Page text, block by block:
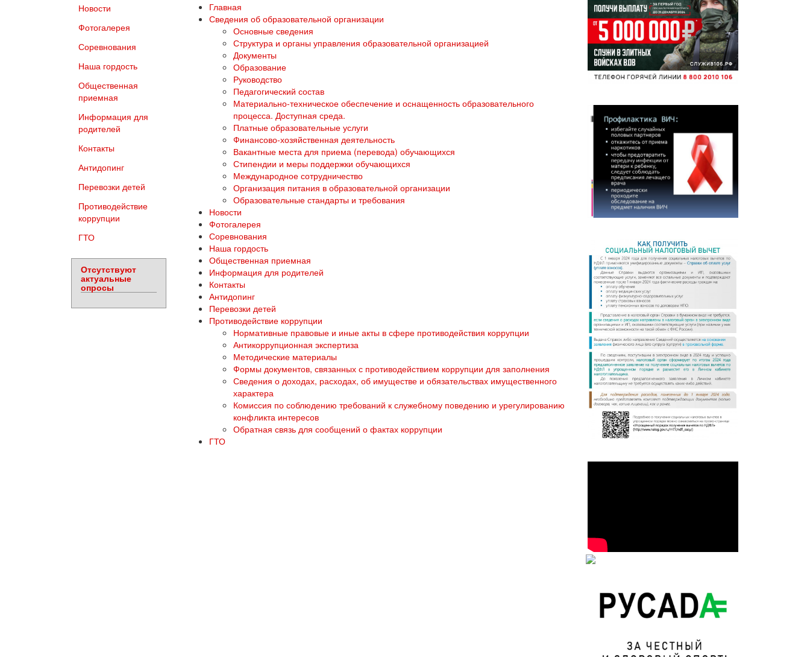
Новости
Фотогалерея
Соревнования
Наша гордость
Общественная
приемная
Информация для
родителей
Контакты
Антидопинг
Перевозки детей
Противодействие
коррупции
ГТО
Отсутствуют
актуальные
опросы
Главная
Сведения об образовательной организации
Основные сведения
Структура и органы управления образовательной организацией
Документы
Образование
Руководство
Педагогический состав
Материально-техническое обеспечение и оснащенность образовательного
процесса. Доступная среда.
Платные образовательные услуги
Финансово-хозяйственная деятельность
Вакантные места для приема (перевода) обучающихся
Стипендии и меры поддержки обучающихся
Международное сотрудничество
Организация питания в образовательной организации
Образовательные стандарты и требования
Новости
Фотогалерея
Соревнования
Наша гордость
Общественная приемная
Информация для родителей
Контакты
Антидопинг
Перевозки детей
Противодействие коррупции
Нормативные правовые и иные акты в сфере противодействия коррупции
Антикоррупционная экспертиза
Методические материалы
Формы документов, связанных с противодействием коррупции для заполнения
Сведения о доходах, расходах, об имуществе и обязательствах имущественного
характера
Комиссия по соблюдению требований к служебному поведению и урегулированию
конфликта интересов
Обратная связь для сообщений о фактах коррупции
ГТО